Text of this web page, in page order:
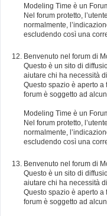
Modeling Time è un
Nel forum protetto,
normalmente,
escludendo così una
Benvenuto nel forum di
Questo è un sito di
aiutare chi ha necessità
Questo spazio è aperto
forum è soggetto ad
Modeling Time è un
Nel forum protetto,
normalmente,
escludendo così una
Benvenuto nel forum di
Questo è un sito di
aiutare chi ha necessità
Questo spazio è aperto
forum è soggetto ad